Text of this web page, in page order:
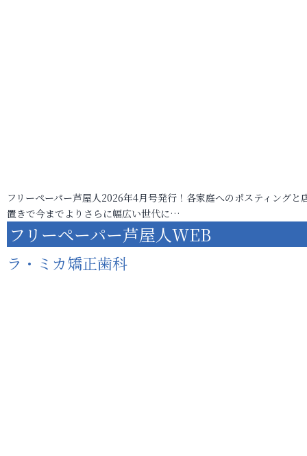
フリーペーパー芦屋人2026年4月号発行！各家庭へのポスティングと
置きで今までよりさらに幅広い世代に…
フリーペーパー芦屋人WEB
ラ・ミカ矯正歯科